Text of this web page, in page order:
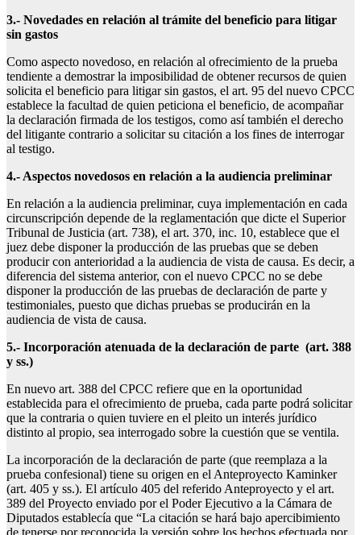
3.- Novedades en relación al trámite del beneficio para litigar
sin gastos
Como aspecto novedoso, en relación al ofrecimiento de la prueba
tendiente a demostrar la imposibilidad de obtener recursos de quien
solicita el beneficio para litigar sin gastos, el art. 95 del nuevo CPCC
establece la facultad de quien peticiona el beneficio, de acompañar
la declaración firmada de los testigos, como así también el derecho
del litigante contrario a solicitar su citación a los fines de interrogar
al testigo.
4.- Aspectos novedosos en relación a la audiencia preliminar
En relación a la audiencia preliminar, cuya implementación en cada
circunscripción depende de la reglamentación que dicte el Superior
Tribunal de Justicia (art. 738), el art. 370, inc. 10, establece que el
juez debe disponer la producción de las pruebas que se deben
producir con anterioridad a la audiencia de vista de causa. Es decir, a
diferencia del sistema anterior, con el nuevo CPCC no se debe
disponer la producción de las pruebas de declaración de parte y
testimoniales, puesto que dichas pruebas se producirán en la
audiencia de vista de causa.
5.- Incorporación atenuada de la declaración de parte (art. 388
y ss.)
En nuevo art. 388 del CPCC refiere que en la oportunidad
establecida para el ofrecimiento de prueba, cada parte podrá solicitar
que la contraria o quien tuviere en el pleito un interés jurídico
distinto al propio, sea interrogado sobre la cuestión que se ventila.
La incorporación de la declaración de parte (que reemplaza a la
prueba confesional) tiene su origen en el Anteproyecto Kaminker
(art. 405 y ss.). El artículo 405 del referido Anteproyecto y el art.
389 del Proyecto enviado por el Poder Ejecutivo a la Cámara de
Diputados establecía que “La citación se hará bajo apercibimiento
de tenerse por reconocida la versión sobre los hechos efectuada por